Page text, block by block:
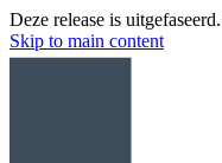
Deze release is
Skip to main content